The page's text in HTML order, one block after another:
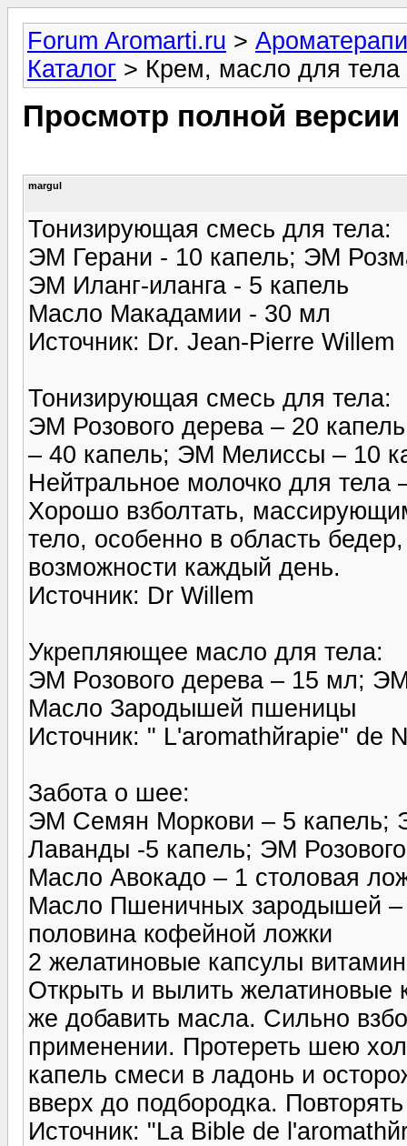
Forum Aromarti.ru >
Каталог > Крем, масло для тела
Просмотр полной
margul
Тонизирующая смесь для тела:
ЭМ Герани - 10 капель; ЭМ
ЭМ Иланг-иланга - 5 капель
Масло Макадамии - 30 мл
Источник: Dr. Jean-Pierre Willem
Тонизирующая смесь для тела:
ЭМ Розового дерева – 20
– 40 капель; ЭМ Мелиссы – 10
Нейтральное молочко для тела
Хорошо взболтать,
тело, особенно в область
возможности каждый день.
Источник: Dr Willem
Укрепляющее масло для тела:
ЭМ Розового дерева – 15 мл;
Масло Зародышей пшеницы
Источник: " L'aromathйrapie" de
Забота о шее:
ЭМ Семян Моркови – 5
Лаванды -5 капель; ЭМ
Масло Авокадо – 1 столовая
Масло Пшеничных зародышей
половина кофейной ложки
2 желатиновые капсулы
Открыть и вылить желатиновые
же добавить масла. Сильно
применении. Протереть шею
капель смеси в ладонь и
вверх до подбородка.
Источник: "La Bible de